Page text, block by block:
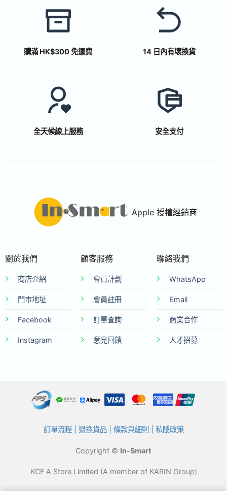
購滿 HK$300 免運費 14 日內有壞換貨
全天候線上服務 安全支付
Apple 授權經銷商
關於我們
商店介紹
門市地址
Facebook
Instagram
顧客服務
會員計劃
會員註冊
訂單查詢
意見回饋
聯絡我們
WhatsApp
Email
商業合作
人才招募
訂單流程| 退換貨品| 條款與細則 私隱政策
Copyright © In-Smart
KCF A Store Limited (A member of KARIN Group)